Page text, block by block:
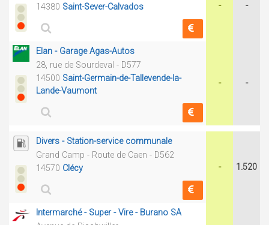
14380 Saint-Sever-Calvados - -
Elan - Garage Agas-Autos
28, rue de Sourdeval - D577
14500 Saint-Germain-de-Tallevende-la-
Lande-Vaumont
- -
Divers - Station-service communale
Grand Camp - Route de Caen - D562
14570 Clécy - 1.520
Intermarché - Super - Vire - Burano SA